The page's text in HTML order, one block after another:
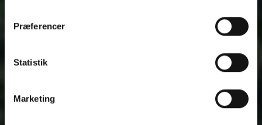
Præferencer
Statistik
Marketing
Hvordan har vi mennesker
historisk påvirket og tilpasset
os naturen? Er rewilding en